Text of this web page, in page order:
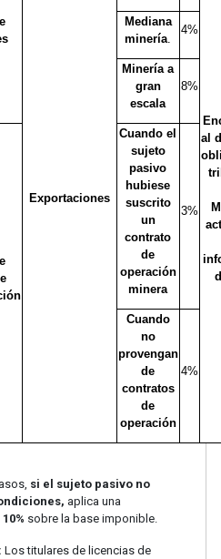
Exportaciones
al
Mediana
minería.
4%
Minería a
gran
escala
8%
Cuando el
sujeto
pasivo
hubiese
suscrito
un
contrato
de
operación
minera
3%
Cuando
no
provengan
de
contratos
de
operación
4%
si el sujeto pasivo no
aplica una
sobre la base imponible.
Los titulares de licencias de